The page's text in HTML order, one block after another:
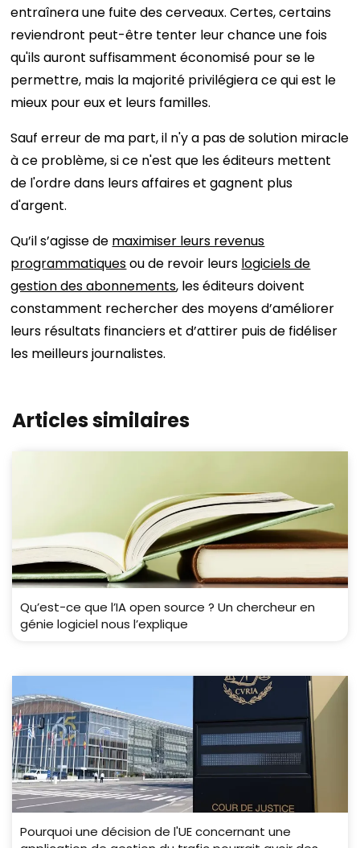
entraînera une fuite des cerveaux. Certes, certains
reviendront peut-être tenter leur chance une fois
qu'ils auront suffisamment économisé pour se le
permettre, mais la majorité privilégiera ce qui est le
mieux pour eux et leurs familles.
Sauf erreur de ma part, il n'y a pas de solution miracle
à ce problème, si ce n'est que les éditeurs mettent
de l'ordre dans leurs affaires et gagnent plus
d'argent.
Qu’il s’agisse de maximiser leurs revenus
programmatiquesou de revoir leurs logiciels de
gestion des abonnements, les éditeurs doivent
constamment rechercher des moyens d’améliorer
leurs résultats financiers et d’attirer puis de fidéliser
les meilleurs journalistes.
Articles similaires
Qu’est-ce que l’IA open source ? Un chercheur en
génie logiciel nous l’explique
Pourquoi une décision de l'UE concernant une